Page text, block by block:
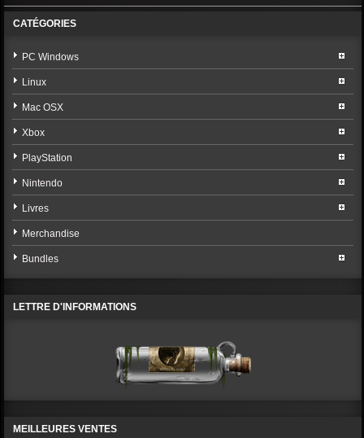
CATÉGORIES
PC Windows
Linux
Mac OSX
Xbox
PlayStation
Nintendo
Livres
Merchandise
Bundles
LETTRE D'INFORMATIONS
MEILLEURES VENTES